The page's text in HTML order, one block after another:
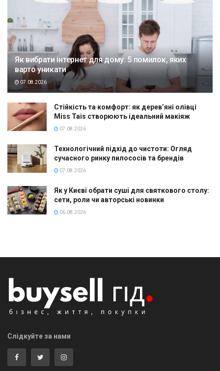
Як вибрати інтернет для дому: 5 помилок, яких
варто уникати
07.08.2026
Стійкість та комфорт: як дерев’яні олівці
Miss Tais створюють ідеальний макіяж
07.08.2026
Технологічний підхід до чистоти: Огляд
сучасного ринку пилососів та брендів
07.08.2026
Як у Києві обрати суші для святкового столу:
сети, роли чи авторські новинки
06.08.2026
Слідкуйте за нами